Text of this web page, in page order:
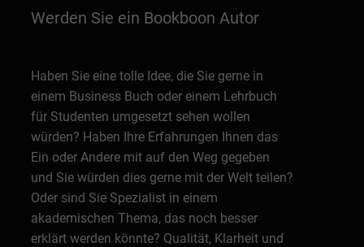
Werden Sie ein Bookboon Autor
Haben Sie eine tolle Idee, die Sie gerne in
einem Business Buch oder einem Lehrbuch
für Studenten umgesetzt sehen wollen
würden? Haben Ihre Erfahrungen Ihnen das
Ein oder Andere mit auf den Weg gegeben
und Sie würden dies gerne mit der Welt teilen?
Oder sind Sie Spezialist in einem
akademischen Thema, das noch besser
erklärt werden könnte? Qualität, Klarheit und